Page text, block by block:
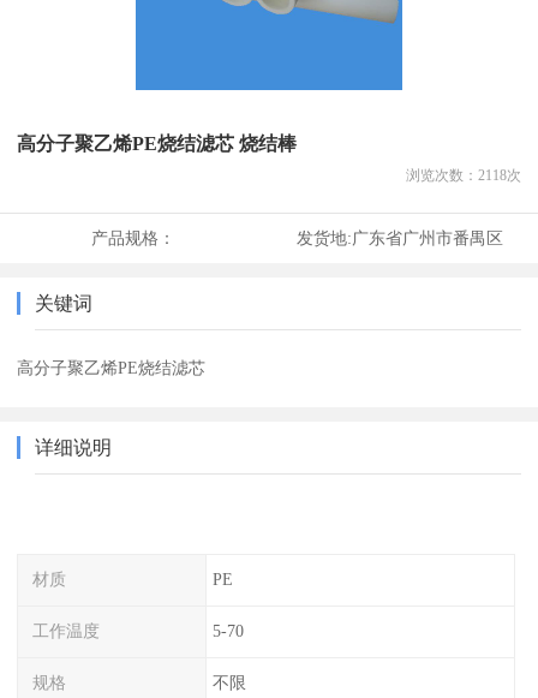
高分子聚乙烯PE烧结滤芯 烧结棒
浏览次数： 2118次
产品规格： 发货地:广东省广州市番禺区
关键词
高分子聚乙烯PE烧结滤芯
详细说明
材质 PE
工作温度 5-70
规格 不限